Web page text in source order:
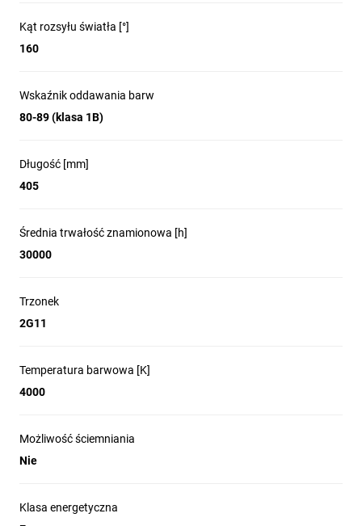
Kąt rozsyłu światła [°]
160
Wskaźnik oddawania barw
80-89 (klasa 1B)
Długość [mm]
405
Średnia trwałość znamionowa [h]
30000
Trzonek
2G11
Temperatura barwowa [K]
4000
Możliwość ściemniania
Nie
Klasa energetyczna